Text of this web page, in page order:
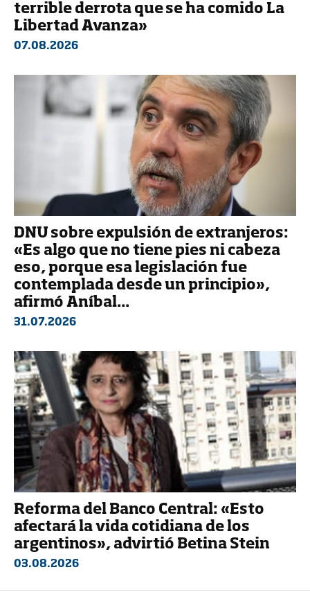
terrible derrota que se ha comido La
Libertad Avanza»
07.08.2026
DNU sobre expulsión de extranjeros:
«Es algo que no tiene pies ni cabeza
eso, porque esa legislación fue
contemplada desde un principio»,
afirmó Aníbal...
31.07.2026
Reforma del Banco Central: «Esto
afectará la vida cotidiana de los
argentinos», advirtió Betina Stein
03.08.2026